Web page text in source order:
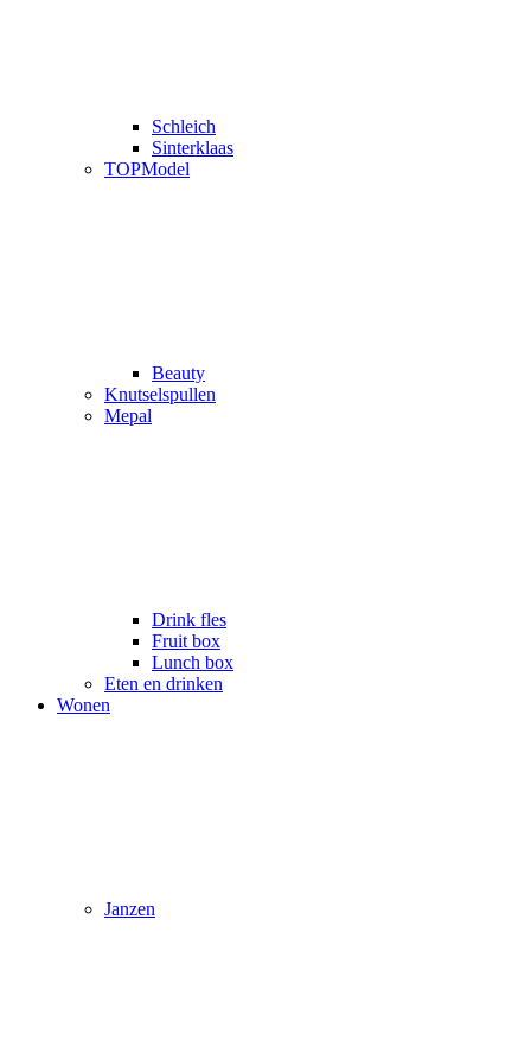
Schleich
Sinterklaas
TOPModel
Beauty
Knutselspullen
Mepal
Drink fles
Fruit box
Lunch box
Eten en drinken
Wonen
Janzen